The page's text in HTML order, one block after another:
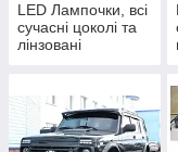
LED Лампочки, всі
сучасні цоколі та
лінзовані